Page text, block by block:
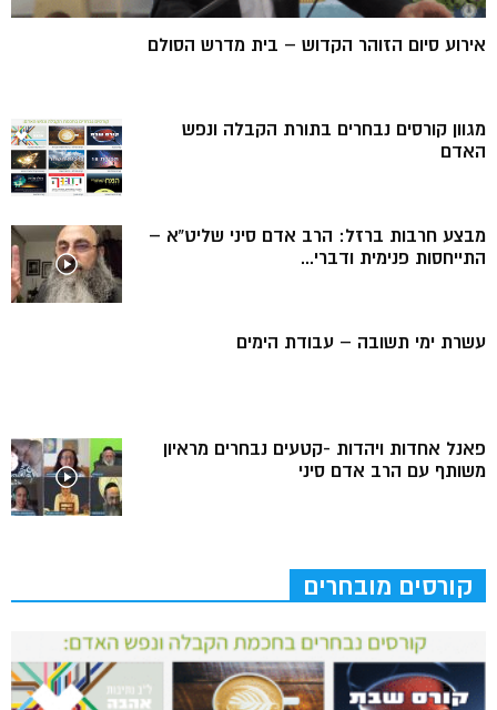
אירוע סיום הזוהר הקדוש – בית מדרש הסולם
מגוון קורסים נבחרים בתורת הקבלה ונפש
האדם
מבצע חרבות ברזל: הרב אדם סיני שליט”א –
התייחסות פנימית ודברי...
עשרת ימי תשובה – עבודת הימים
פאנל אחדות ויהדות -קטעים נבחרים מראיון
משותף עם הרב אדם סיני
קורסים מובחרים